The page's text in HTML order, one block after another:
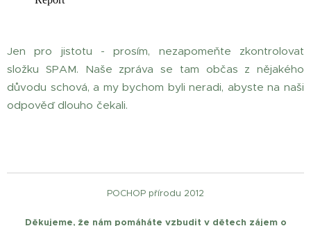
Jen pro jistotu - prosím, nezapomeňte zkontrolovat
složku SPAM. Naše zpráva se tam občas z nějakého
důvodu schová, a my bychom byli neradi, abyste na naši
odpověď dlouho čekali. 😊
POCHOP přírodu 2012
Děkujeme, že nám pomáháte vzbudit v dětech zájem o